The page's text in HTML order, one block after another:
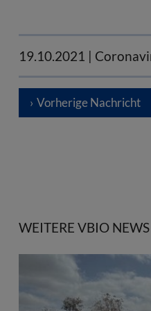
19.10.2021 |
Vorherige Nachricht
WEITERE VBIO NEWS